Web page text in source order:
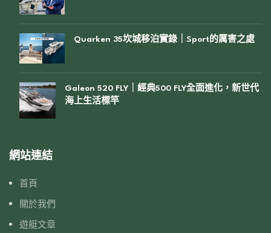
Quarken 35坎城移泊實錄｜Sport的厲害之處
Galeon 520 FLY｜經典500 FLY全面進化，新世代
海上生活標竿
網站連結
首頁
關於我們
遊艇文章